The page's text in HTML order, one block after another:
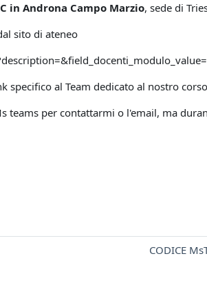
in Androna Campo Marzio, sede di
sito di ateneo
al Team dedicato al nostro
teams per contattarmi o l'email, ma
CODICE